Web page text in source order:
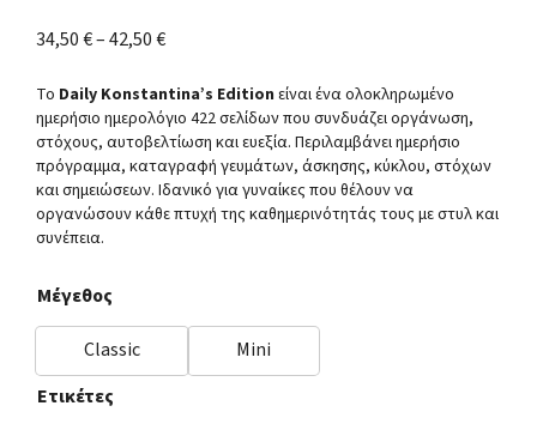
34,50€–42,50€
Το Daily Konstantina’s Edition είναι ένα ολοκληρωμένο
ημερήσιο ημερολόγιο 422 σελίδων που συνδυάζει οργάνωση,
στόχους, αυτοβελτίωση και ευεξία. Περιλαμβάνει ημερήσιο
πρόγραμμα, καταγραφή γευμάτων, άσκησης, κύκλου, στόχων
και σημειώσεων. Ιδανικό για γυναίκες που θέλουν να
οργανώσουν κάθε πτυχή της καθημερινότητάς τους με στυλ και
συνέπεια.
Μέγεθος
Classic
Mini
Ετικέτες